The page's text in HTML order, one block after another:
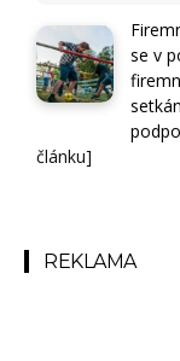
se v
článku]
REKLAMA